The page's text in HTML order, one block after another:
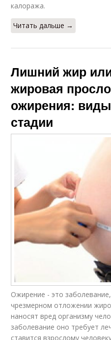
калоража.
Читать дальше →
Лишний жир
жировая
ожирения:
стадии
Ожирение - это
чрезмерном отложении
наносят вред организму
заболевание оно требует
ставится взрослому